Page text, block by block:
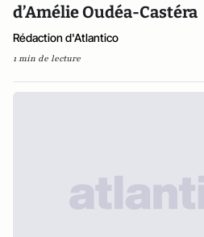
d’Amélie Oudéa-Castéra
Rédaction d'Atlantico
1 min de lecture